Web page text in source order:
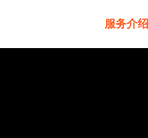
服务介绍